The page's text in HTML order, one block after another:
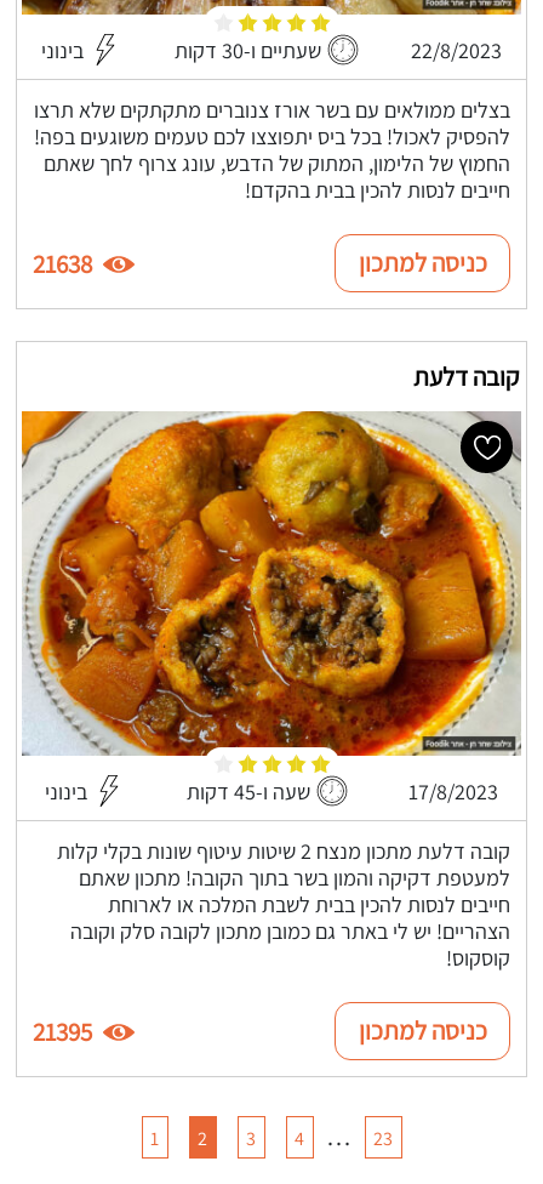
22/8/2023 שעתיים ו-30 דקות בינוני
בצלים ממולאים עם בשר אורז צנוברים מתקתקים שלא תרצו
להפסיק לאכול! בכל ביס יתפוצצו לכם טעמים משוגעים בפה!
החמוץ של הלימון, המתוק של הדבש, עונג צרוף לחך שאתם
חייבים לנסות להכין בבית בהקדם!
כניסה למתכון 21638
קובה דלעת
17/8/2023 שעה ו-45 דקות בינוני
קובה דלעת מתכון מנצח 2 שיטות עיטוף שונות בקלי קלות
למעטפת דקיקה והמון בשר בתוך הקובה! מתכון שאתם
חייבים לנסות להכין בבית לשבת המלכה או לארוחת
הצהריים! יש לי באתר גם כמובן מתכון לקובה סלק וקובה
קוסקוס!
כניסה למתכון 21395
1 2 3 4 … 23